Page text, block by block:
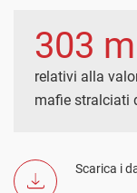
303
relativi alla
mafie stralciati
Scarica i